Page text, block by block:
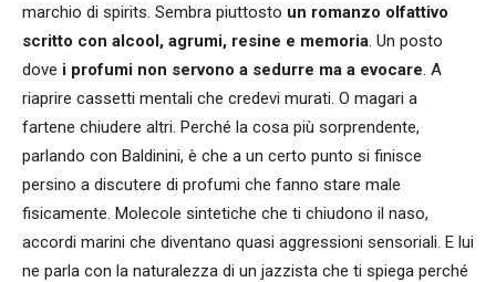
marchio di spirits. Sembra piuttosto un romanzo olfattivo
scritto con alcool, agrumi, resine e memoria. Un posto
dove i profumi non servono a sedurre ma a evocare. A
riaprire cassetti mentali che credevi murati. O magari a
fartene chiudere altri. Perché la cosa più sorprendente,
parlando con Baldinini, è che a un certo punto si finisce
persino a discutere di profumi che fanno stare male
fisicamente. Molecole sintetiche che ti chiudono il naso,
accordi marini che diventano quasi aggressioni sensoriali. E lui
ne parla con la naturalezza di un jazzista che ti spiega perché